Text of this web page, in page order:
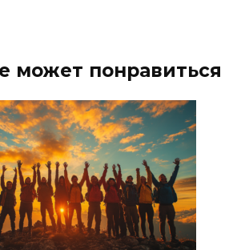
может понравиться